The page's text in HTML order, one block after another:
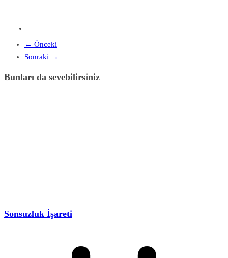
← Önceki
Sonraki →
Bunları da sevebilirsiniz
Sonsuzluk İşareti